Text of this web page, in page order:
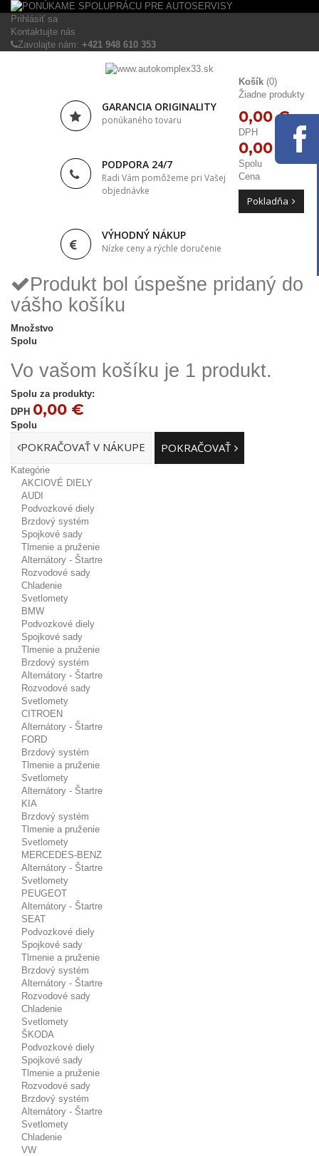
Prihlásiť sa
Kontaktujte nás
Zavolajte nám: +421 948 610 353
GARANCIA ORIGINALITY
ponúkaného tovaru
PODPORA 24/7
Radi Vám pomôžeme pri Vašej
objednávke
VÝHODNÝ NÁKUP
Nízke ceny a rýchle doručenie
Košík (0)
Žiadne produkty
0,00 €
DPH
0,00 €
Spolu
Cena
Pokladňa
Produkt bol úspešne pridaný do
vášho košíku
Množstvo
Spolu
Vo vašom košíku je 1 produkt.
Spolu za produkty:
DPH 0,00 €
Spolu
POKRAČOVAŤ V NÁKUPE POKRAČOVAŤ
Kategórie
AKCIOVÉ DIELY
AUDI
Podvozkové diely
Brzdový systém
Spojkové sady
Tlmenie a pruženie
Alternátory - Štartre
Rozvodové sady
Chladenie
Svetlomety
BMW
Podvozkové diely
Spojkové sady
Tlmenie a pruženie
Brzdový systém
Alternátory - Štartre
Rozvodové sady
Svetlomety
CITROEN
Alternátory - Štartre
FORD
Brzdový systém
Tlmenie a pruženie
Svetlomety
Alternátory - Štartre
KIA
Brzdový systém
Tlmenie a pruženie
Svetlomety
MERCEDES-BENZ
Alternátory - Štartre
Svetlomety
PEUGEOT
Alternátory - Štartre
SEAT
Podvozkové diely
Spojkové sady
Tlmenie a pruženie
Brzdový systém
Alternátory - Štartre
Rozvodové sady
Chladenie
Svetlomety
ŠKODA
Podvozkové diely
Spojkové sady
Tlmenie a pruženie
Rozvodové sady
Brzdový systém
Alternátory - Štartre
Svetlomety
Chladenie
VW